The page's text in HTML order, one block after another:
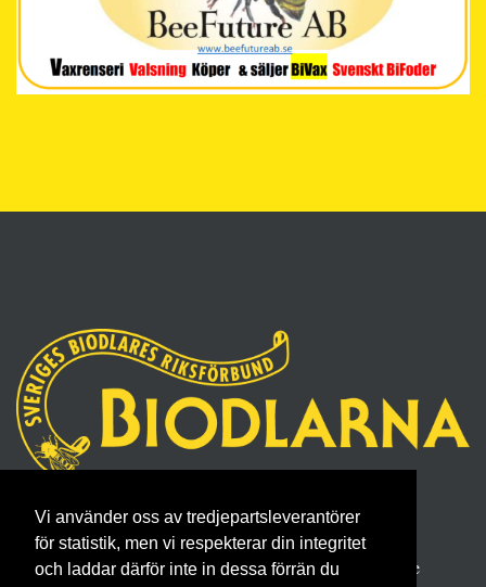
Vi använder oss av tredjepartsleverantörer
för statistik, men vi respekterar din integritet
och laddar därför inte in dessa förrän du
Sveriges Biodlares Riksförbund
Borgmästaregatan 26, 596 34 Skänninge
Telefon 0142- 48 20 00, E-post: info@biodlarna.se